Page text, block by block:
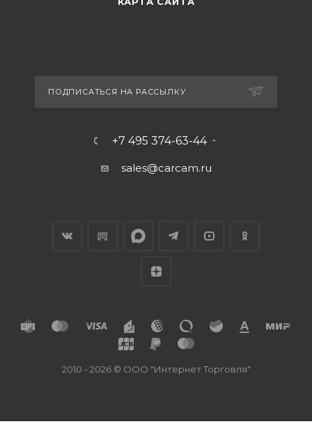
ПОДПИСАТЬСЯ НА РАССЫЛКУ
+7 495 374-63-44
sales@carcam.ru
2010 - 2026 © ООО "Интернет Торговля"